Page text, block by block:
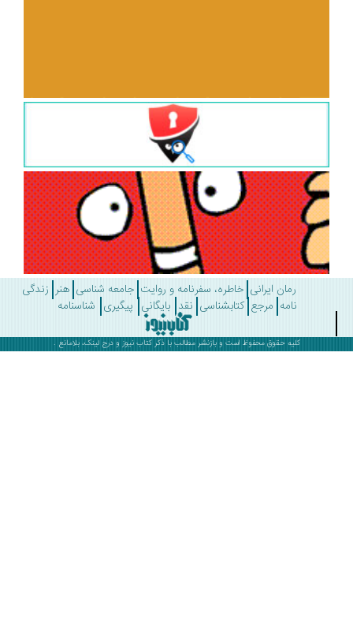
رمان ایرانی خاطره، سفرنامه و روایت جامعه شناسی هنر زندگی
مرجع کتابشناسی نقد بایگانی پیگیری شناسنامه
کلیه حقوق محفوظ است و بازنشر مطالب با ذکرکتاب نیوز و درج لینک، بلامانع .